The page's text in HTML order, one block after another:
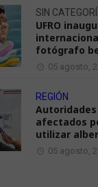
SIN
UFRO
fotógrafo
05 agosto,
REGIÓN
afectados
utilizar
05 agosto,